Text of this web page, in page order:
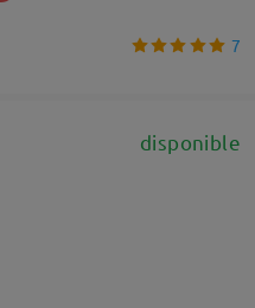
7
disponible